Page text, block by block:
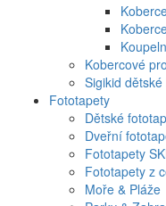
Kobercové
Sigikid
Fototapety
Dětské
Dveřní
Fototapety
Fototapety z
Moře & Pláže